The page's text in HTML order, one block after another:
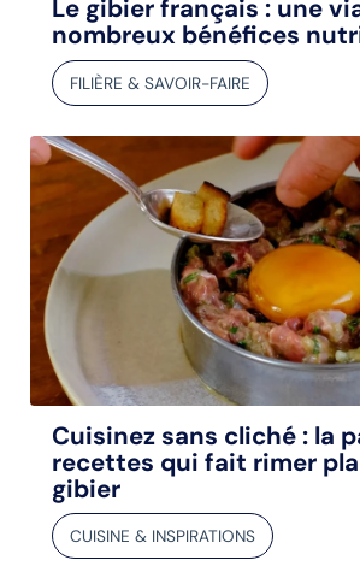
Le gibier français : une
nombreux bénéfices
FILIÈRE & SAVOIR-FAIRE
Cuisinez sans cliché : la
recettes qui fait rimer
gibier
CUISINE & INSPIRATIONS